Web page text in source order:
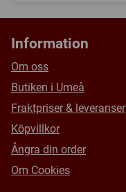
Information
Om oss
Butiken i Umeå
Fraktpriser & leveranser
Köpvillkor
Ångra din order
Om Cookies